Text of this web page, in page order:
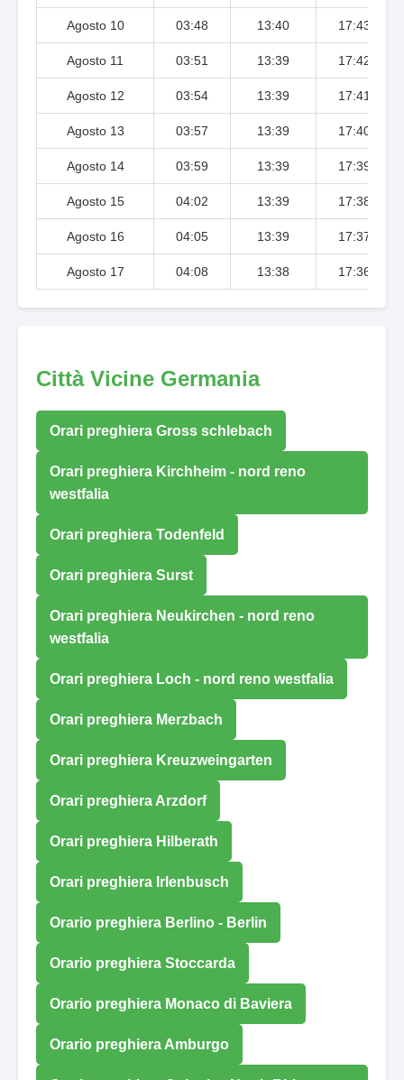
Agosto 10 03:48 13:40 17:43
Agosto 11 03:51 13:39 17:42
Agosto 12 03:54 13:39 17:41
Agosto 13 03:57 13:39 17:40
Agosto 14 03:59 13:39 17:39
Agosto 15 04:02 13:39 17:38
Agosto 16 04:05 13:39 17:37
Agosto 17 04:08 13:38 17:36
Città Vicine Germania
Orari preghiera Gross schlebach
Orari preghiera Kirchheim - nord reno
westfalia
Orari preghiera Todenfeld
Orari preghiera Surst
Orari preghiera Neukirchen - nord reno
westfalia
Orari preghiera Loch - nord reno westfalia
Orari preghiera Merzbach
Orari preghiera Kreuzweingarten
Orari preghiera Arzdorf
Orari preghiera Hilberath
Orari preghiera Irlenbusch
Orario preghiera Berlino - Berlin
Orario preghiera Stoccarda
Orario preghiera Monaco di Baviera
Orario preghiera Amburgo